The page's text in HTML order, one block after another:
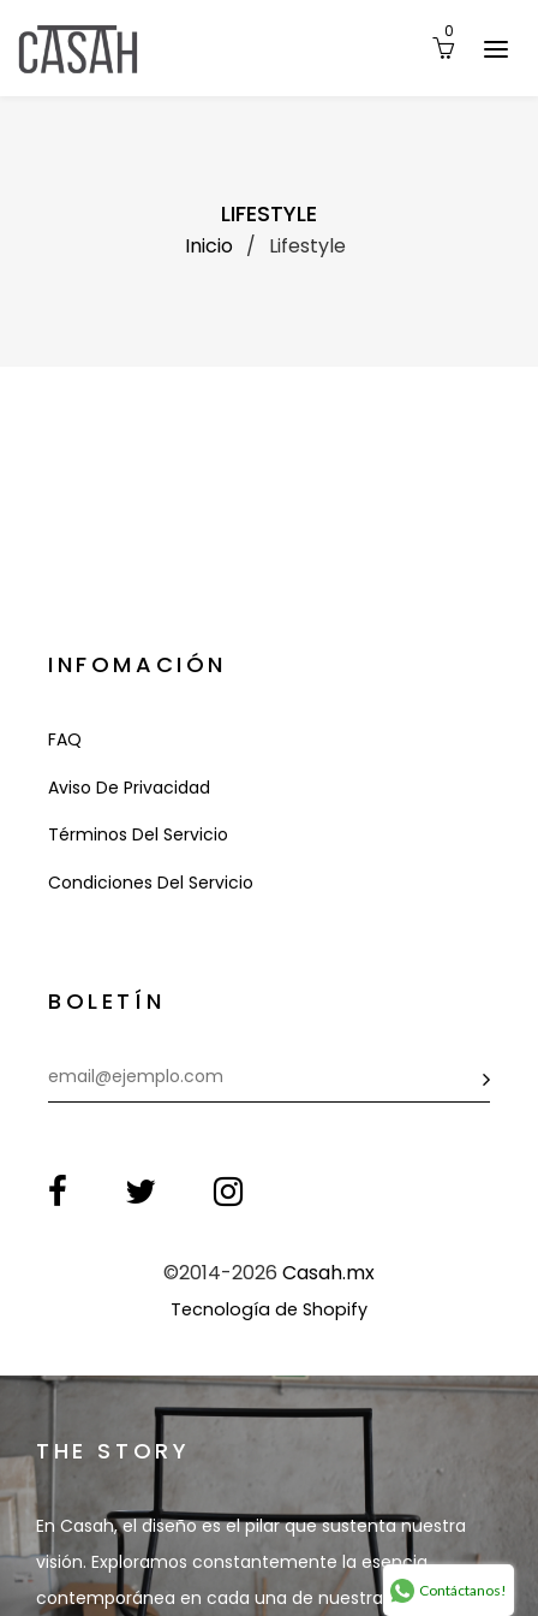
0
LIFESTYLE
Inicio / Lifestyle
INFOMACIÓN
FAQ
Aviso De Privacidad
Términos Del Servicio
Condiciones Del Servicio
BOLETÍN
©2014-2026 Casah.mx
Tecnología de Shopify
THE STORY
En Casah, el diseño es el pilar que sustenta nuestra
visión. Exploramos constantemente la esencia
contemporánea en cada una de nuestras piezas.Contáctanos!